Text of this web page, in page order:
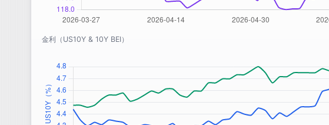
金利（US10Y & 10Y BEI）